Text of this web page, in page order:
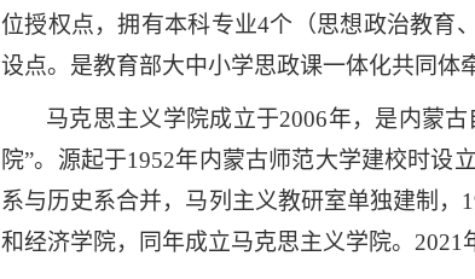
位授权点，拥有本科专业4个（思想政治教育、
设点。 是教育部大中小学思政课一体化共同体
马克思主义学院成立于2006年，是内蒙
院”。 源起于1952年内蒙古师范大学建校时设
系与历史系合并，马列主义教研室单独建制 ，
和经济学院， 同年成立马克思主义学院。 2021